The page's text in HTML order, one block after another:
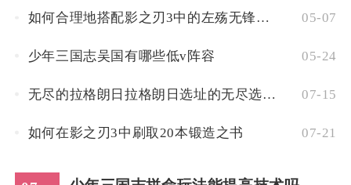
如何合理地搭配影之刃3中的左殇无锋技能 05-07
少年三国志吴国有哪些低v阵容 05-24
无尽的拉格朗日拉格朗日选址的无尽选择应该考虑哪些因素 07-15
如何在影之刃3中刷取20本锻造之书 07-21